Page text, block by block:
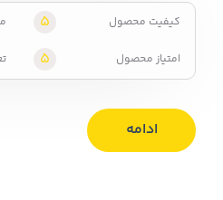
کیفیت محصول 5
امتیاز محصول 5
ادامه